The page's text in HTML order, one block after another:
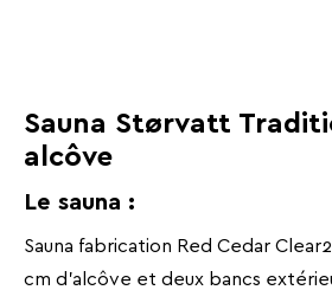
Sauna Størvatt
alcôve
Le sauna :
Sauna fabrication Red Cedar
cm d'alcôve et deux bancs